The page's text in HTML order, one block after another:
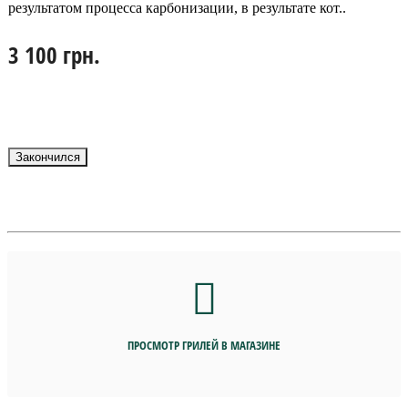
результатом процесса карбонизации, в результате кот..
3 100 грн.
Закончился
ПРОСМОТР ГРИЛЕЙ В МАГАЗИНЕ